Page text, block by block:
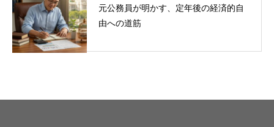
元公務員が明かす、定年後の経済的自
由への道筋